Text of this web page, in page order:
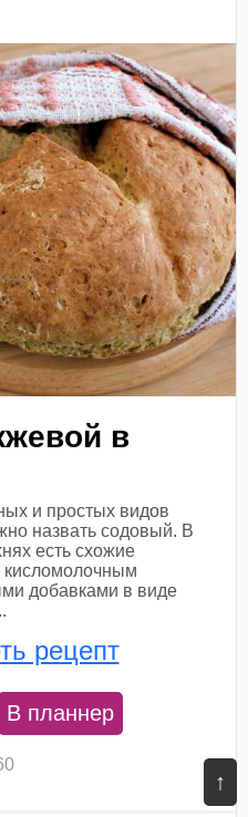
↑
в
и простых видов
назвать содовый. В
есть схожие
добавками в виде
рецепт
В планнер